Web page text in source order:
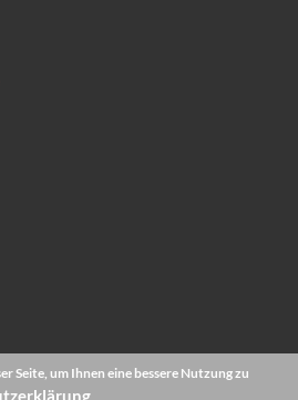
Seite, um Ihnen eine bessere Nutzung zu